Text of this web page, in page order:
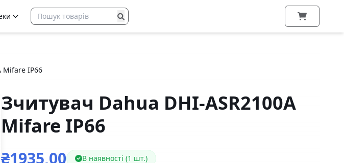
Mifare IP66
Зчитувач Dahua DHI-ASR2100A
Mifare IP66
₴1935,00 В наявності (1 шт.)